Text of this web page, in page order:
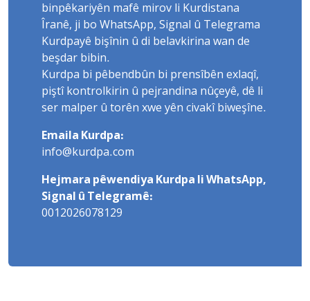
binpêkariyên mafê mirov li Kurdistana
Îranê, ji bo WhatsApp, Signal û Telegrama
Kurdpayê bişînin û di belavkirina wan de
beşdar bibin.
Kurdpa bi pêbendbûn bi prensîbên exlaqî,
piştî kontrolkirin û pejrandina nûçeyê, dê li
ser malper û torên xwe yên civakî biweşîne.
Emaila Kurdpa:
info@kurdpa.com
Hejmara pêwendiya Kurdpa li WhatsApp,
Signal û Telegramê:
0012026078129